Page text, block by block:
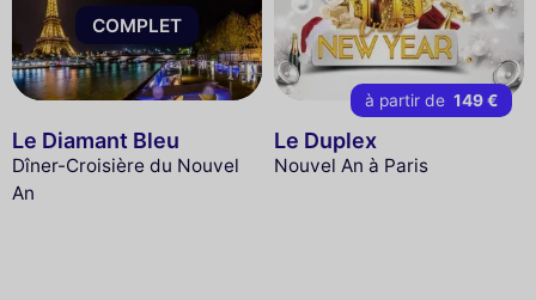
COMPLET
Le Diamant Bleu
Dîner-Croisière du Nouvel
An
à partir de 149 €
Le Duplex
Nouvel An à Paris